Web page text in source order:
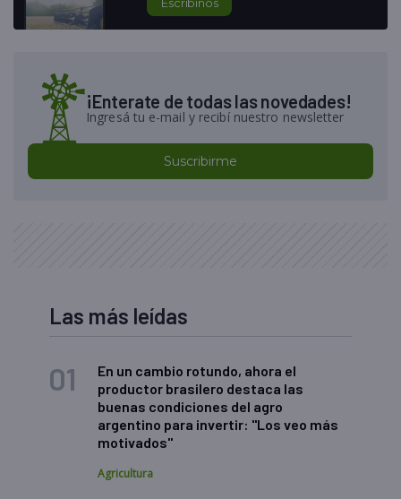
¡Enterate de todas las novedades!
Ingresá tu e-mail y recibí nuestro newsletter
Suscribirme
Las más leídas
En un cambio rotundo, ahora el
productor brasilero destaca las
buenas condiciones del agro
argentino para invertir: "Los veo más
motivados"
Agricultura